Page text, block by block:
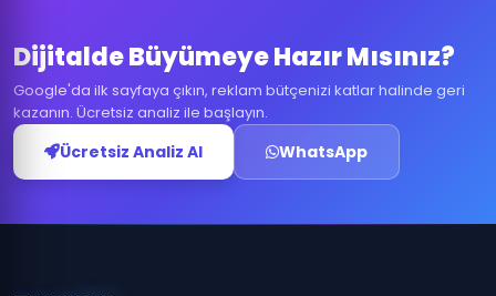
Dijitalde Büyümeye Hazır Mısınız?
Google'da ilk sayfaya çıkın, reklam bütçenizi katlar halinde geri
kazanın. Ücretsiz analiz ile başlayın.
Ücretsiz Analiz Al WhatsApp